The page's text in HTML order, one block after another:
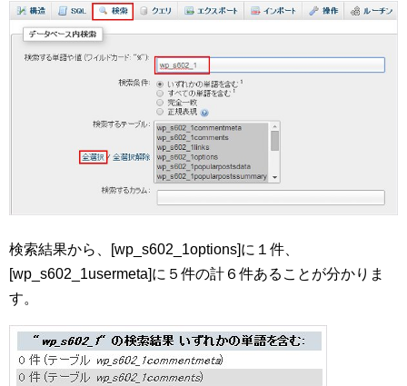
検索結果から、[wp_s602_1options]に１件、
[wp_s602_1usermeta]に５件の計６件あることが分かりま
す。